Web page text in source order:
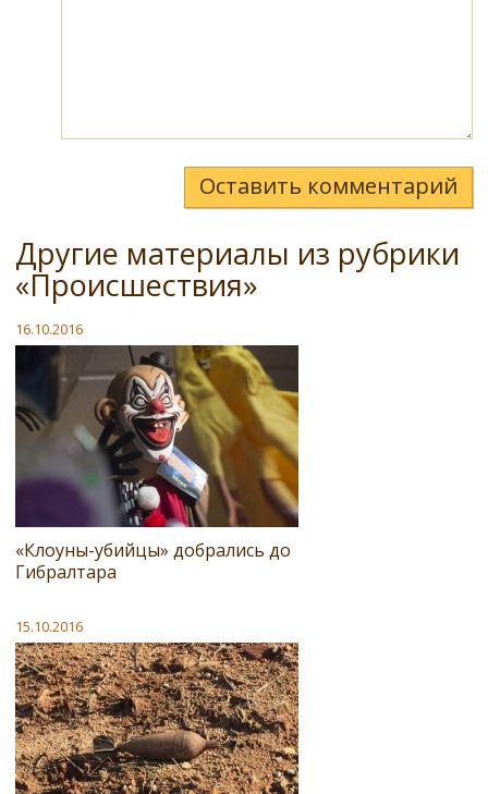
Оставить комментарий
Другие материалы из рубрики
«Происшествия»
16.10.2016
«Клоуны-убийцы» добрались до
Гибралтара
15.10.2016